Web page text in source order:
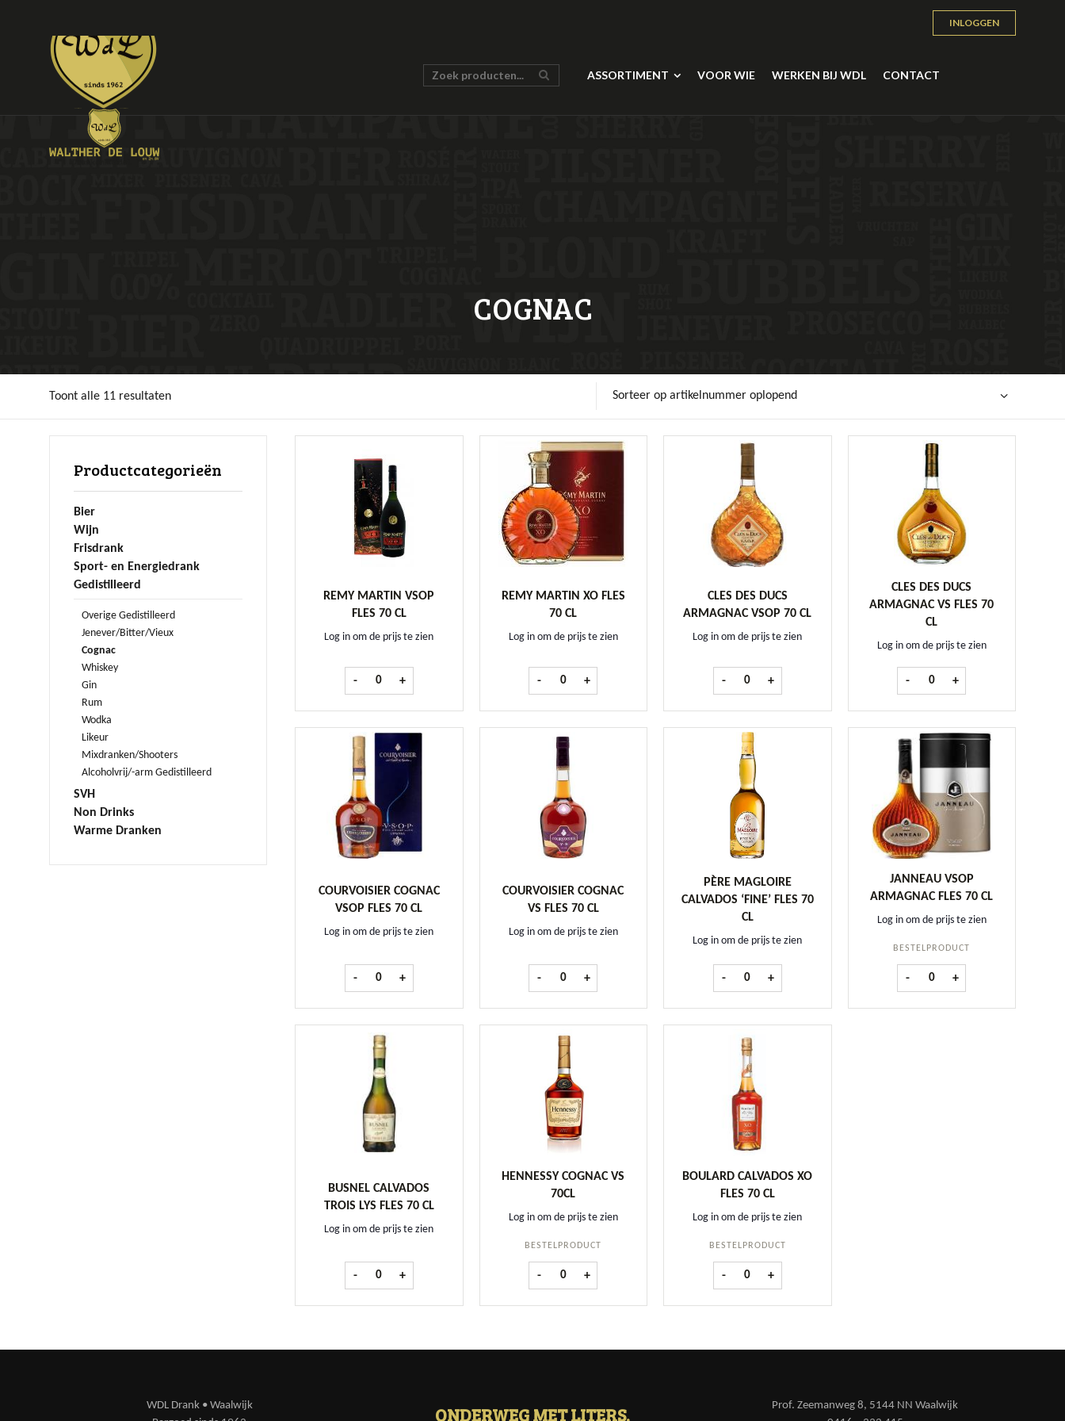
INLOGGEN
ASSORTIMENT VOOR WIE WERKEN BIJ WDL CONTACT
COGNAC
Toont alle 11 resultaten Sorteer op artikelnummer oplopend
REMY MARTIN VSOP
FLES 70 CL
Log in om de prijs te zien
- Remy Martin VSOP fles 70 cl aantal
+
REMY MARTIN XO FLES
70 CL
Log in om de prijs te zien
- Remy Martin XO fles 70 cl aantal
+
CLES DES DUCS
ARMAGNAC VSOP 70 CL
Log in om de prijs te zien
- Cles des Ducs Armagnac VSOP 70 cl aantal
+
CLES DES DUCS
ARMAGNAC VS FLES 70
CL
Log in om de prijs te zien
- Cles des Ducs Armagnac VS
+
COURVOISIER COGNAC
VSOP FLES 70 CL
Log in om de prijs te zien
- Courvoisier Cognac VSOP fles 70 cl aantal
+
COURVOISIER COGNAC
VS FLES 70 CL
Log in om de prijs te zien
- Courvoisier Cognac VS fles 70 cl aantal
+
PÈRE MAGLOIRE
CALVADOS ‘FINE’ FLES 70
CL
Log in om de prijs te zien
- Père Magloire Calvados 'Fine' fles 70 cl aantal
+
JANNEAU VSOP
ARMAGNAC FLES 70 CL
Log in om de prijs te zien
BESTELPRODUCT
- Janneau VSOP Armagnac fles
+
BUSNEL CALVADOS
TROIS LYS FLES 70 CL
Log in om de prijs te zien
- Busnel Calvados Trois Lys fles 70 cl aantal
+
HENNESSY COGNAC VS
70CL
Log in om de prijs te zien
BESTELPRODUCT
- Hennessy Cognac VS 70cl aantal
+
BOULARD CALVADOS XO
FLES 70 CL
Log in om de prijs te zien
BESTELPRODUCT
- Boulard Calvados XO fles 70 cl aantal
+
Productcategorieën
Bier
Wijn
Frisdrank
Sport- en Energiedrank
Gedistilleerd
Overige Gedistilleerd
Jenever/Bitter/Vieux
Cognac
Whiskey
Gin
Rum
Wodka
Likeur
Mixdranken/Shooters
Alcoholvrij/-arm Gedistilleerd
SVH
Non Drinks
Warme Dranken
WDL Drank • Waalwijk
ONDERWEG MET LITERS.
Prof. Zeemanweg 8, 5144 NN Waalwijk